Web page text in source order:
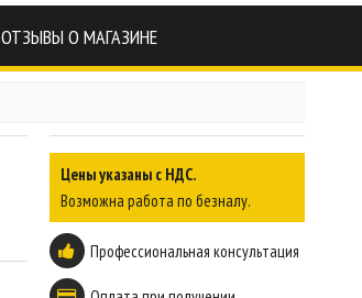
ОТЗЫВЫ О МАГАЗИНЕ
Цены указаны с НДС.
Возможна работа по безналу.
Профессиональная консультация